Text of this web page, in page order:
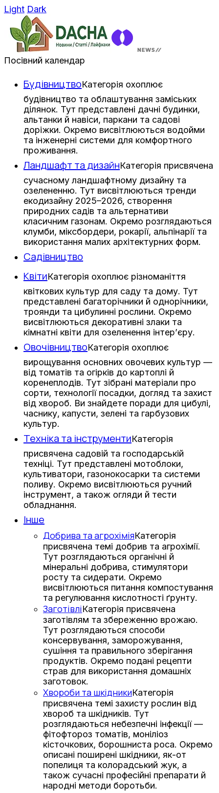
Light Dark
Посівний календар
БудівництвоКатегорія охоплює
будівництво та облаштування заміських
ділянок. Тут представлені дачні будинки,
альтанки й навіси, паркани та садові
доріжки. Окремо висвітлюються водойми
та інженерні системи для комфортного
проживання.
Ландшафт та дизайнКатегорія присвячена
сучасному ландшафтному дизайну та
озелененню. Тут висвітлюються тренди
екодизайну 2025–2026, створення
природних садів та альтернативи
класичним газонам. Окремо розглядаються
клумби, міксбордери, рокарії, альпінарії та
використання малих архітектурних форм.
Садівництво
КвітиКатегорія охоплює різноманіття
квіткових культур для саду та дому. Тут
представлені багаторічники й однорічники,
троянди та цибулинні рослини. Окремо
висвітлюються декоративні злаки та
кімнатні квіти для озеленення інтер’єру.
ОвочівництвоКатегорія охоплює
вирощування основних овочевих культур —
від томатів та огірків до картоплі й
коренеплодів. Тут зібрані матеріали про
сорти, технології посадки, догляд та захист
від хвороб. Ви знайдете поради для цибулі,
часнику, капусти, зелені та гарбузових
культур.
Техніка та інструментиКатегорія
присвячена садовій та господарській
техніці. Тут представлені мотоблоки,
культиватори, газонокосарки та системи
поливу. Окремо висвітлюються ручний
інструмент, а також огляди й тести
обладнання.
Інше
Добрива та агрохіміяКатегорія
присвячена темі добрив та агрохімії.
Тут розглядаються органічні й
мінеральні добрива, стимулятори
росту та сидерати. Окремо
висвітлюються питання компостування
та регулювання кислотності ґрунту.
ЗаготівліКатегорія присвячена
заготівлям та збереженню врожаю.
Тут розглядаються способи
консервування, заморожування,
сушіння та правильного зберігання
продуктів. Окремо подані рецепти
страв для використання домашніх
заготовок.
Хвороби та шкідникиКатегорія
присвячена темі захисту рослин від
хвороб та шкідників. Тут
розглядаються небезпечні інфекції —
фітофтороз томатів, моніліоз
кісточкових, борошниста роса. Окремо
описані поширені шкідники, як-от
попелиця та колорадський жук, а
також сучасні професійні препарати й
народні методи боротьби.